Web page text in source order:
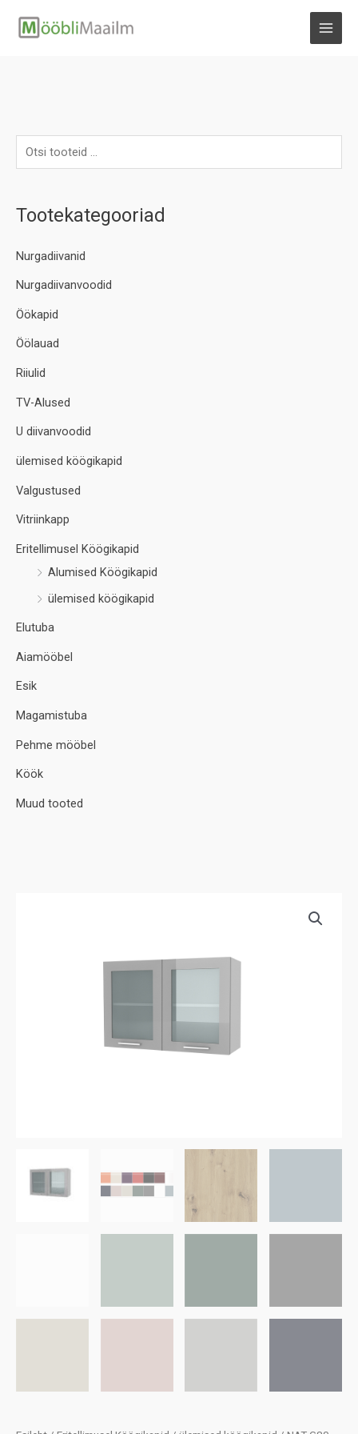
Tootekategooriad
Nurgadiivanid
Nurgadiivanvoodid
Öökapid
Öölauad
Riiulid
TV-Alused
U diivanvoodid
ülemised köögikapid
Valgustused
Vitriinkapp
Eritellimusel Köögikapid
Alumised Köögikapid
ülemised köögikapid
Elutuba
Aiamööbel
Esik
Magamistuba
Pehme mööbel
Köök
Muud tooted